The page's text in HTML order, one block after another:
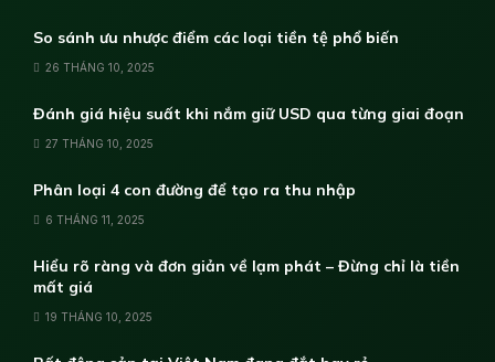
So sánh ưu nhược điểm các loại tiền tệ phổ biến
26 THÁNG 10, 2025
Đánh giá hiệu suất khi nắm giữ USD qua từng giai đoạn
27 THÁNG 10, 2025
Phân loại 4 con đường để tạo ra thu nhập
6 THÁNG 11, 2025
Hiểu rõ ràng và đơn giản về lạm phát – Đừng chỉ là tiền
mất giá
19 THÁNG 10, 2025